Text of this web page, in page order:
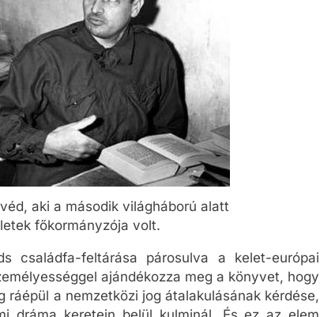
aki a második világháború alatt
főkormányzója volt.
családfa-feltárása párosulva a kelet-európai
ajándékozza meg a könyvet, hogy
ráépül a nemzetközi jog átalakulásának kérdése,